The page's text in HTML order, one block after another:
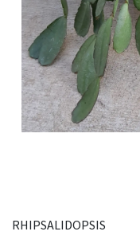
RHIPSALIDOPSIS